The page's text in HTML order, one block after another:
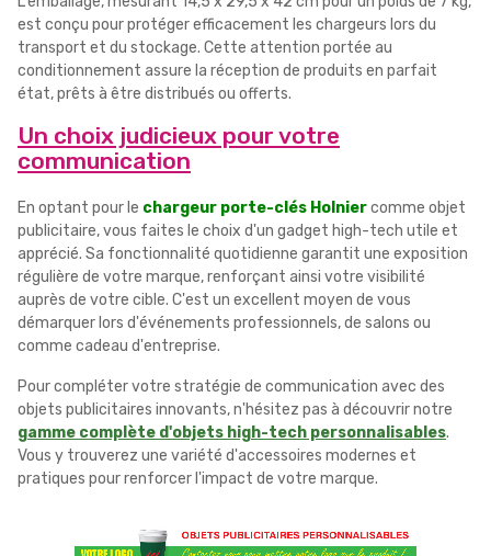
est conçu pour protéger efficacement les chargeurs lors du
transport et du stockage. Cette attention portée au
conditionnement assure la réception de produits en parfait
état, prêts à être distribués ou offerts.
Un choix judicieux pour votre
communication
En optant pour le chargeur porte-clés Holniercomme objet
publicitaire, vous faites le choix d'un gadget high-tech utile et
apprécié. Sa fonctionnalité quotidienne garantit une exposition
régulière de votre marque, renforçant ainsi votre visibilité
auprès de votre cible. C'est un excellent moyen de vous
démarquer lors d'événements professionnels, de salons ou
comme cadeau d'entreprise.
Pour compléter votre stratégie de communication avec des
objets publicitaires innovants, n'hésitez pas à découvrir notre
gamme complète d'objets high-tech personnalisables.
Vous y trouverez une variété d'accessoires modernes et
pratiques pour renforcer l'impact de votre marque.